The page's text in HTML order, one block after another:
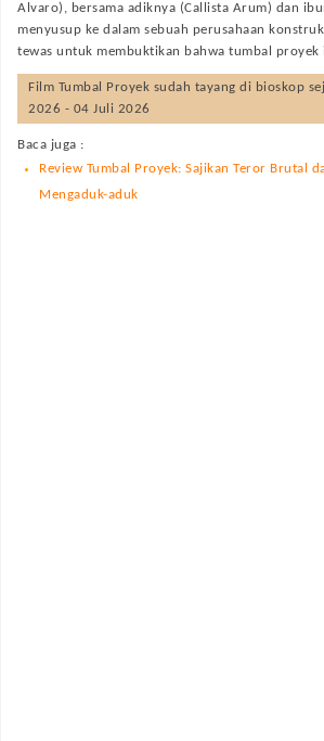
Alvaro), bersama adiknya (Callista Arum) dan
menyusup ke dalam sebuah perusahaan
tewas untuk membuktikan bahwa tumbal proyek
Film Tumbal Proyek sudah tayang di bioskop
2026 - 04 Juli 2026
Baca juga :
Review Tumbal Proyek: Sajikan Teror Brutal
Mengaduk-aduk